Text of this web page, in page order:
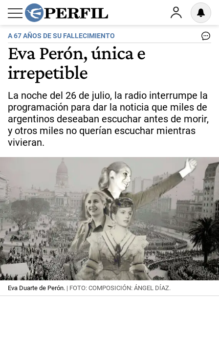
A 67 AÑOS DE SU FALLECIMIENTO
Eva Perón, única e
irrepetible
La noche del 26 de julio, la radio interrumpe la
programación para dar la noticia que miles de
argentinos deseaban escuchar antes de morir,
y otros miles no querían escuchar mientras
vivieran.
Eva Duarte de Perón. | FOTO: COMPOSICIÓN: ÁNGEL DÍAZ.